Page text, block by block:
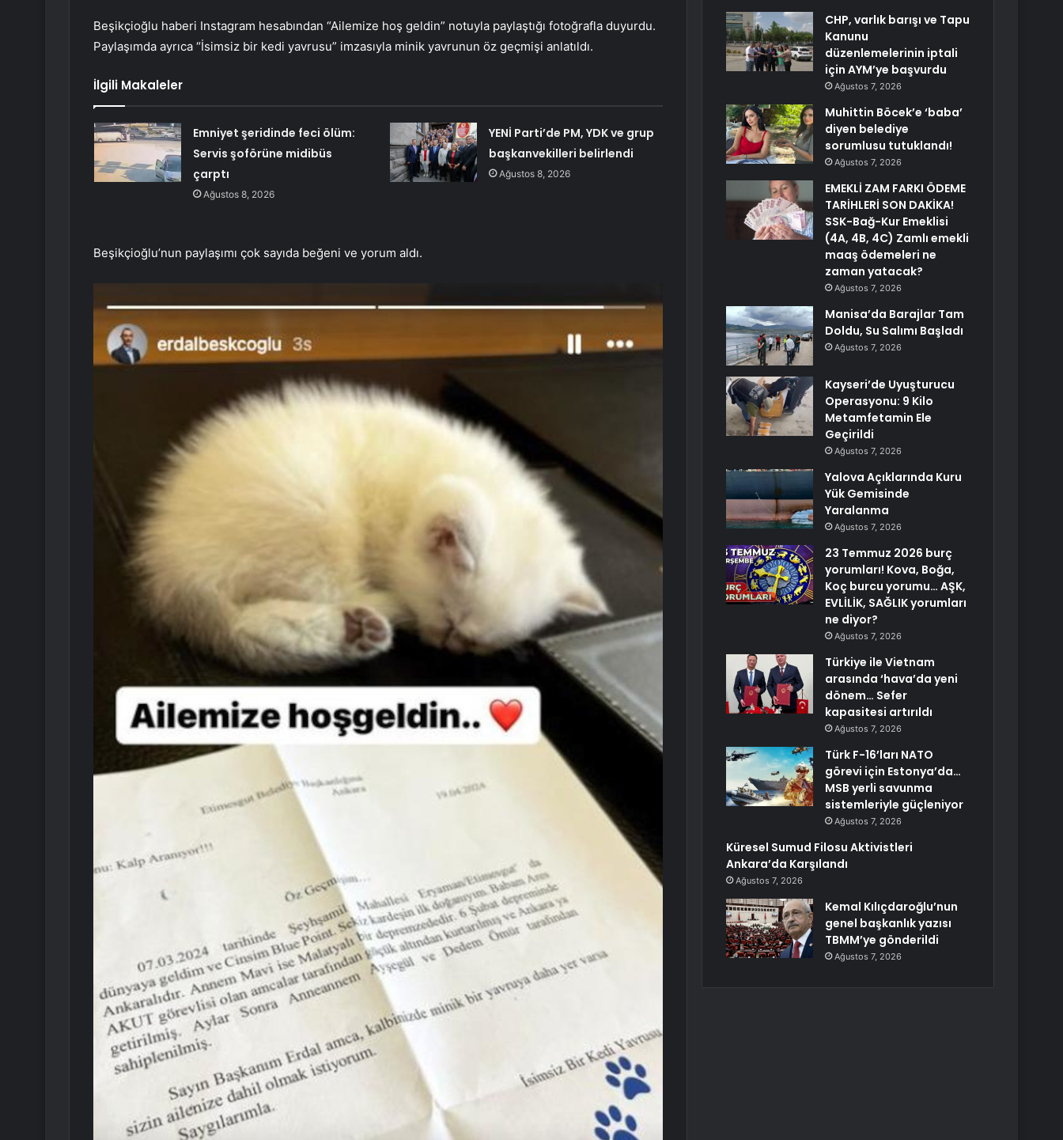
Beşikçioğlu haberi Instagram hesabından “Ailemize hoş geldin” notuyla paylaştığı fotoğrafla duyurdu.
Paylaşımda ayrıca “İsimsiz bir kedi yavrusu” imzasıyla minik yavrunun öz geçmişi anlatıldı.
İlgili Makaleler
Emniyet şeridinde feci ölüm:
Servis şoförüne midibüs
çarptı
Ağustos 8, 2026
YENİ Parti’de PM, YDK ve grup
başkanvekilleri belirlendi
Ağustos 8, 2026
Beşikçioğlu’nun paylaşımı çok sayıda beğeni ve yorum aldı.
CHP, varlık barışı ve Tapu
Kanunu
düzenlemelerinin iptali
için AYM’ye başvurdu
Ağustos 7, 2026
Muhittin Böcek’e ‘baba’
diyen belediye
sorumlusu tutuklandı!
Ağustos 7, 2026
EMEKLİ ZAM FARKI ÖDEME
TARİHLERİ SON DAKİKA!
SSK-Bağ-Kur Emeklisi
(4A, 4B, 4C) Zamlı emekli
maaş ödemeleri ne
zaman yatacak?
Ağustos 7, 2026
Manisa’da Barajlar Tam
Doldu, Su Salımı Başladı
Ağustos 7, 2026
Kayseri’de Uyuşturucu
Operasyonu: 9 Kilo
Metamfetamin Ele
Geçirildi
Ağustos 7, 2026
Yalova Açıklarında Kuru
Yük Gemisinde
Yaralanma
Ağustos 7, 2026
23 Temmuz 2026 burç
yorumları! Kova, Boğa,
Koç burcu yorumu… AŞK,
EVLİLİK, SAĞLIK yorumları
ne diyor?
Ağustos 7, 2026
Türkiye ile Vietnam
arasında ‘hava’da yeni
dönem… Sefer
kapasitesi artırıldı
Ağustos 7, 2026
Türk F-16’ları NATO
görevi için Estonya’da…
MSB yerli savunma
sistemleriyle güçleniyor
Ağustos 7, 2026
Küresel Sumud Filosu Aktivistleri
Ankara’da Karşılandı
Ağustos 7, 2026
Kemal Kılıçdaroğlu’nun
genel başkanlık yazısı
TBMM’ye gönderildi
Ağustos 7, 2026